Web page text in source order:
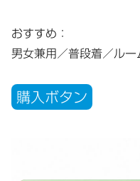
おすすめ：
男女兼用／普段着／ル
購入ボタン